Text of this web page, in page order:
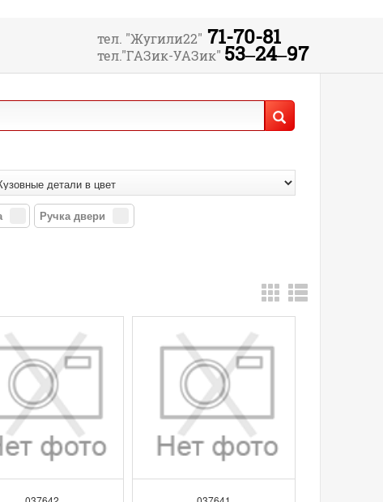
тел. "Жугили22" 71-70-81
тел."ГАЗик-УАЗик" 53‒24‒97
Ручка двери